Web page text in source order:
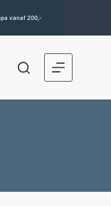
vanaf 200,-